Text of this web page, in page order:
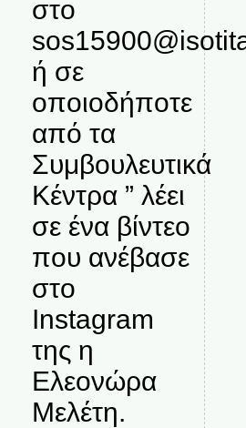
στο
ή σε
οποιοδήποτε
από τα
Συμβουλευτικά
Κέντρα ” λέει
σε ένα βίντεο
που ανέβασε
στο
Instagram
της η
Ελεονώρα
Μελέτη.